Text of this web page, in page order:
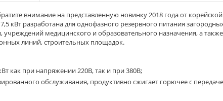
внимание на представленную новинку 2018 года от корейской
кВт разработана для однофазного резервного питания
учреждений медицинского и образовательного назначения, а также
линий, строительных площадок.
как при напряжении 220В, так и при 380В;
обслуживания, продуктивно сжигает горючее с